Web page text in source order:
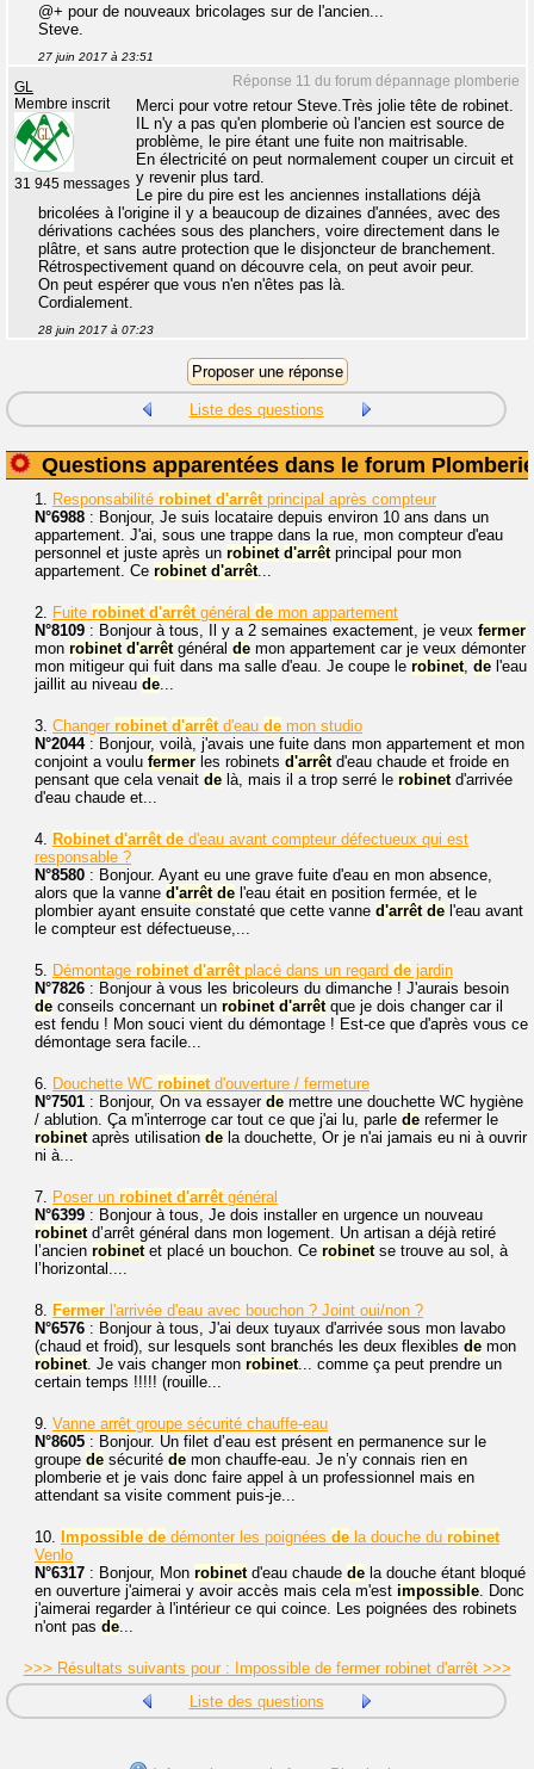
@+ pour de nouveaux bricolages sur de l'ancien...
Steve.
27 juin 2017 à 23:51
Réponse 11 du forum dépannage plomberie
GL
Membre inscrit
31 945 messages
Merci pour votre retour Steve.Très jolie tête de robinet.
IL n'y a pas qu'en plomberie où l'ancien est source de
problème, le pire étant une fuite non maitrisable.
En électricité on peut normalement couper un circuit et
y revenir plus tard.
Le pire du pire est les anciennes installations déjà
bricolées à l'origine il y a beaucoup de dizaines d'années, avec des
dérivations cachées sous des planchers, voire directement dans le
plâtre, et sans autre protection que le disjoncteur de branchement.
Rétrospectivement quand on découvre cela, on peut avoir peur.
On peut espérer que vous n'en n'êtes pas là.
Cordialement.
28 juin 2017 à 07:23
Liste des questions
Questions apparentées dans le forum Plomberie
1. Responsabilité robinet d'arrêt principal après compteur
N°6988 : Bonjour, Je suis locataire depuis environ 10 ans dans un
appartement. J'ai, sous une trappe dans la rue, mon compteur d'eau
personnel et juste après un robinet d'arrêt principal pour mon
appartement. Ce robinet d'arrêt
2. Fuite robinet d'arrêt général de mon appartement
N°8109 : Bonjour à tous, Il y a 2 semaines exactement, je veux fermer
mon robinet d'arrêt général de mon appartement car je veux démonter
mon mitigeur qui fuit dans ma salle d'eau. Je coupe le robinet de l'eau
jaillit au niveau de
3. Changer robinet d'arrêt d'eau de mon studio
N°2044: Bonjour, voilà, j'avais une fuite dans mon appartement et mon
conjoint a voulu fermer les robinets d'arrêt d'eau chaude et froide en
pensant que cela venait de là, mais il a trop serré le robinet d'arrivée
d'eau chaude et...
4. Robinet d'arrêt de d'eau avant compteur défectueux qui est
responsable ?
N°8580 : Bonjour. Ayant eu une grave fuite d'eau en mon absence,
alors que la vanne d'arrêt de l'eau était en position fermée, et le
plombier ayant ensuite constaté que cette vanne d'arrêt de l'eau avant
le compteur est défectueuse,...
5. Démontage robinet d'arrêt placé dans un regard de jardin
N°7826 : Bonjour à vous les bricoleurs du dimanche ! J'aurais besoin
de conseils concernant un robinet d'arrêt que je dois changer car il
est fendu ! Mon souci vient du démontage ! Est-ce que d'après vous ce
démontage sera facile...
6. Douchette WC robinet d'ouverture / fermeture
N°7501 : Bonjour, On va essayer de mettre une douchette WC hygiène
/ ablution. Ça m'interroge car tout ce que j'ai lu, parle de refermer le
robinet après utilisation de la douchette, Or je n'ai jamais eu ni à ouvrir
ni à...
7. Poser un robinet d'arrêt général
N°6399 : Bonjour à tous, Je dois installer en urgence un nouveau
robinet d’arrêt général dans mon logement. Un artisan a déjà retiré
l’ancien robinet et placé un bouchon. Ce robinet se trouve au sol, à
l’horizontal....
8. Fermer l'arrivée d'eau avec bouchon ? Joint oui/non ?
N°6576 : Bonjour à tous, J'ai deux tuyaux d'arrivée sous mon lavabo
(chaud et froid), sur lesquels sont branchés les deux flexibles de mon
robinet . Je vais changer mon robinet ... comme ça peut prendre un
certain temps !!!!! (rouille...
9. Vanne arrêt groupe sécurité chauffe-eau
N°8605 : Bonjour. Un filet d’eau est présent en permanence sur le
groupe de sécurité de mon chauffe-eau. Je n’y connais rien en
plomberie et je vais donc faire appel à un professionnel mais en
attendant sa visite comment puis-je...
10. Impossible de démonter les poignées de la douche du robinet
Venlo
N°6317 : Bonjour, Mon robinet d'eau chaude de la douche étant bloqué
en ouverture j'aimerai y avoir accès mais cela m'est impossible . Donc
j'aimerai regarder à l'intérieur ce qui coince. Les poignées des robinets
n'ont pas de
>>> Résultats suivants pour : Impossible de fermer robinet d'arrêt >>>
Liste des questions